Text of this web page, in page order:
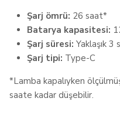
Şarj ömrü: 26 saat*
Batarya kapasitesi:
Şarj süresi: Yaklaşık 3
Şarj tipi: Type-C
*Lamba kapalıyken
saate kadar düşebilir.